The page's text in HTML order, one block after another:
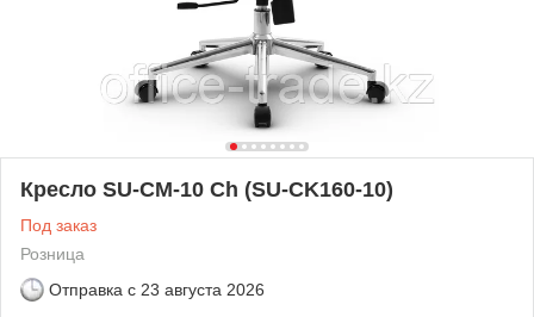
Кресло SU-CM-10 Ch (SU-CK160-10)
Под заказ
Розница
Отправка с 23 августа 2026